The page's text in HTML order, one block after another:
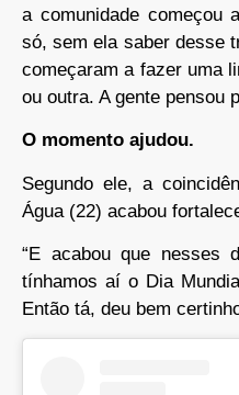
a comunidade começou
só, sem ela saber desse
começaram a fazer uma
ou outra. A gente pensou
O momento ajudou.
Segundo ele, a
Água (22) acabou
“E acabou que nesses
tínhamos aí o Dia
Então tá, deu bem